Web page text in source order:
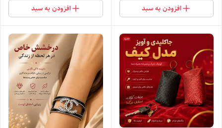
افزودن به سبد افزودن به سبد